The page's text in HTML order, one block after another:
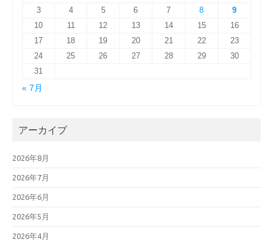
3
4 5 6 7 8
9
10
11 12 13 14 15
16
17
18 19 20 21 22
23
24
25 26 27 28 29
30
31
« 7月
アーカイブ
2026年8月
2026年7月
2026年6月
2026年5月
2026年4月